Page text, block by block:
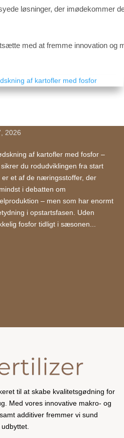
løsninger, der imødekommer
med at fremme innovation og
2026
af kartofler med fosfor –
du rodudviklingen fra start
er et af de næringsstoffer, der
i debatten om
– men som har enormt
i opstartsfasen. Uden
fosfor tidligt i sæsonen...
til at skabe kvalitetsgødning for
Med vores innovative makro- og
additiver fremmer vi sund